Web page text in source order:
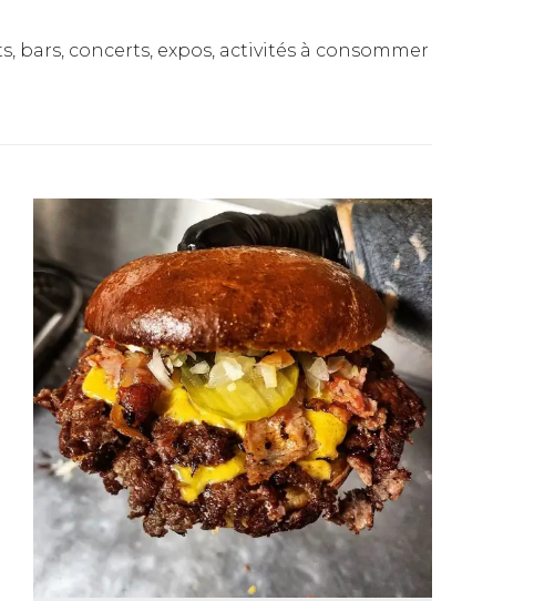
bars, concerts, expos, activités à consommer